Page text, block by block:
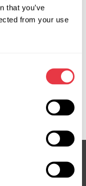
that you’ve
from your use
0422000562,
0422000663,
0424000972,
EVAC0039R,
FV6H19D623,